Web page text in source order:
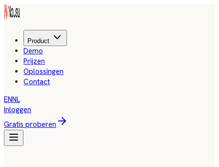
Product
Demo
Prijzen
Oplossingen
Contact
ENNL
Inloggen
Gratis proberen